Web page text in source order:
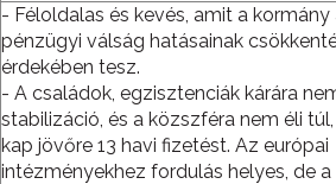
- Féloldalas és kevés, amit a kormány
pénzügyi válság hatásainak
érdekében tesz.
- A családok, egzisztenciák kárára
stabilizáció, és a közszféra nem éli
kap jövőre 13 havi fizetést. Az európai
intézményekhez fordulás helyes, de a